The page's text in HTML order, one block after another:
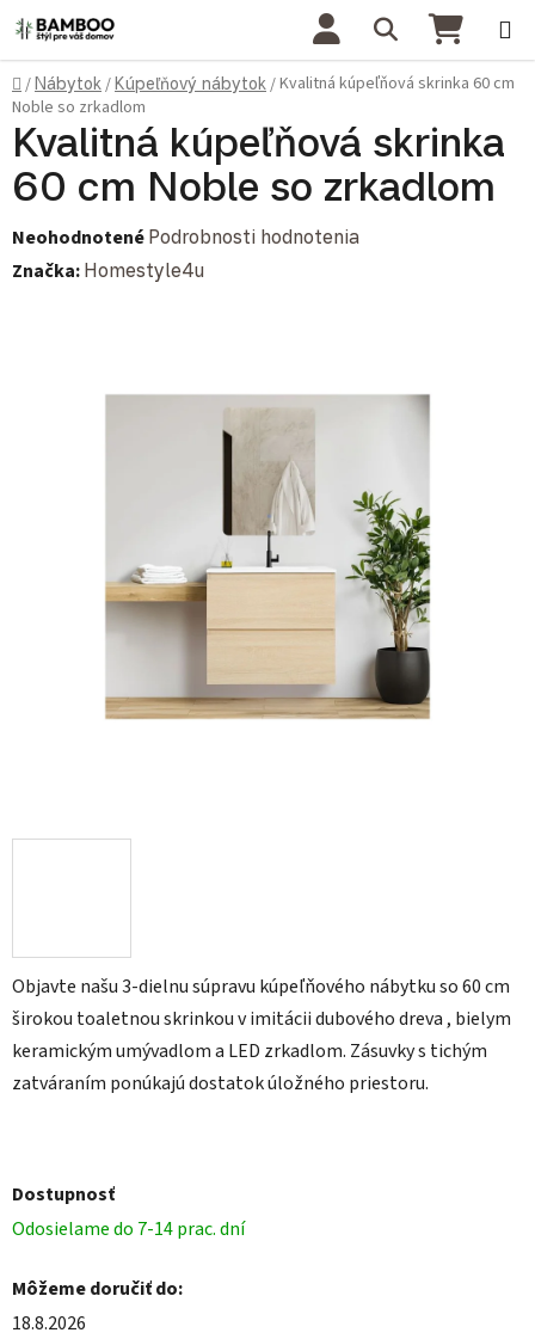
Prejsť na obsah Hľadať
Domov
/Nábytok /Kúpeľňový nábytok /Kvalitná kúpeľňová skrinka 60 cm
Noble so zrkadlom
Objavte našu 3-dielnu súpravu kúpeľňového nábytku so 60 cm
širokou toaletnou skrinkou v imitácii dubového dreva , bielym
keramickým umývadlom a LED zrkadlom. Zásuvky s tichým
zatváraním ponúkajú dostatok úložného priestoru.
Dostupnosť
Odosielame do 7-14 prac. dní
Môžeme doručiť do:
18.8.2026
Kvalitná kúpeľňová skrinka
60 cm Noble so zrkadlom
Priemerné hodnotenie produktu je 0,0 z 5 hviezdičiek.
Neohodnotené Podrobnosti hodnotenia
Značka: Homestyle4u